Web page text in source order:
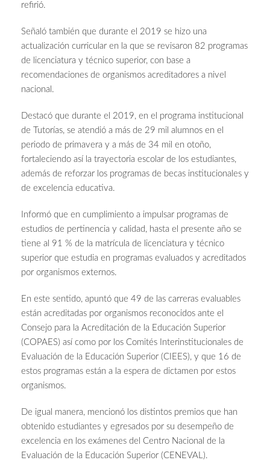
refirió.
Señaló también que durante el 2019 se hizo una
actualización curricular en la que se revisaron 82 programas
de licenciatura y técnico superior, con base a
recomendaciones de organismos acreditadores a nivel
nacional.
Destacó que durante el 2019, en el programa institucional
de Tutorías, se atendió a más de 29 mil alumnos en el
periodo de primavera y a más de 34 mil en otoño,
fortaleciendo así la trayectoria escolar de los estudiantes,
además de reforzar los programas de becas institucionales y
de excelencia educativa.
Informó que en cumplimiento a impulsar programas de
estudios de pertinencia y calidad, hasta el presente año se
tiene al 91 % de la matrícula de licenciatura y técnico
superior que estudia en programas evaluados y acreditados
por organismos externos.
En este sentido, apuntó que 49 de las carreras evaluables
están acreditadas por organismos reconocidos ante el
Consejo para la Acreditación de la Educación Superior
(COPAES) así como por los Comités Interinstitucionales de
Evaluación de la Educación Superior (CIEES), y que 16 de
estos programas están a la espera de dictamen por estos
organismos.
De igual manera, mencionó los distintos premios que han
obtenido estudiantes y egresados por su desempeño de
excelencia en los exámenes del Centro Nacional de la
Evaluación de la Educación Superior (CENEVAL).